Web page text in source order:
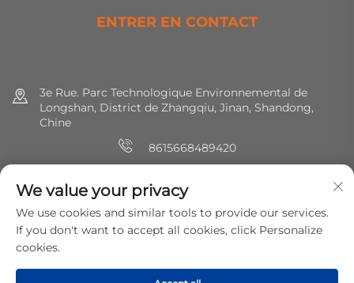
ENTRER EN CONTACT
3e Rue. Parc Technologique Environnemental de
Longshan, District de Zhangqiu, Jinan, Shandong,
Chine
8615668489420
[email protected]
Technology Co., Ltd. Tous droits réservés.
We value your privacy
We use cookies and similar tools to provide our services.
If you don't want to accept all cookies, click Personalize
cookies.